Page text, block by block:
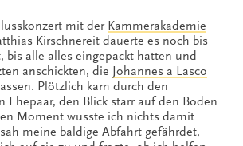
mit der Kammerakademie
Kirschnereit dauerte es noch bis
bis alle alles eingepackt hatten und
anschickten, die Johannes a Lasco
Plötzlich kam durch den
Ehepaar, den Blick starr auf den Boden
Moment wusste ich nichts damit
meine baldige Abfahrt gefährdet,